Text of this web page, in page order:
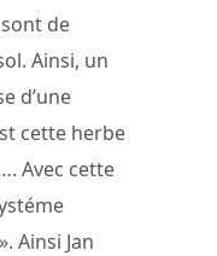
de
Ainsi, un
d’une
cette herbe
Avec cette
Ainsi Jan